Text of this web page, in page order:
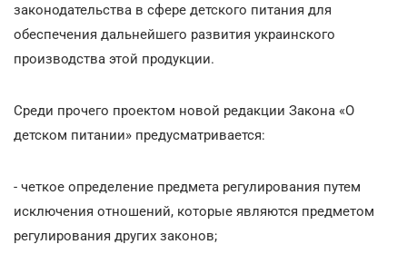
законодательства в сфере детского питания для
обеспечения дальнейшего развития украинского
производства этой продукции.
Среди прочего проектом новой редакции Закона «О
детском питании» предусматривается:
- четкое определение предмета регулирования путем
исключения отношений, которые являются предметом
регулирования других законов;